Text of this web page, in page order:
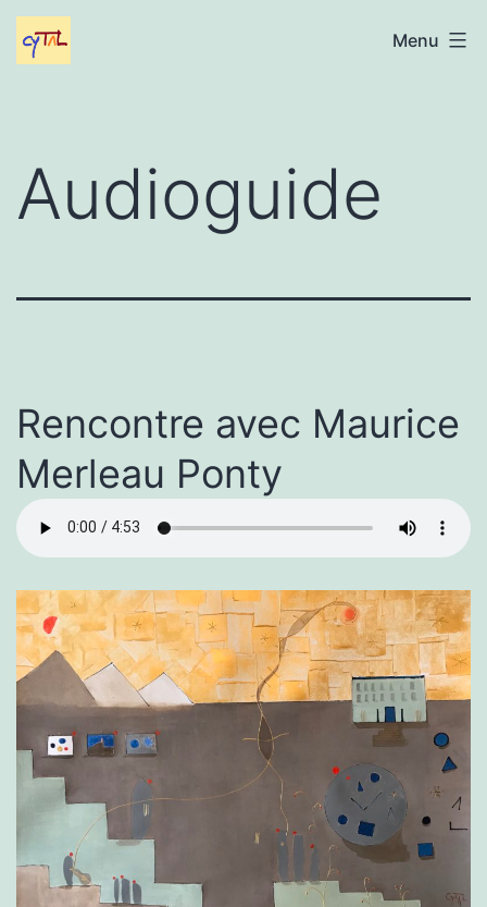
Aller
Gabriel
Menu
Audioguide
Rencontre avec Maurice
Merleau Ponty